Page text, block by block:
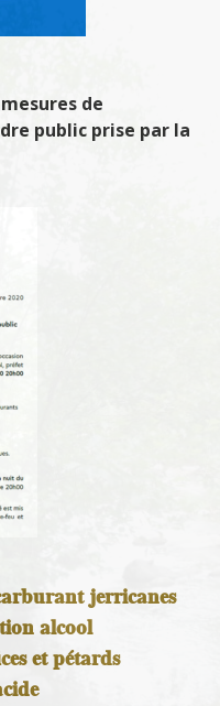
de
public prise par la
jerricanes
alcool
et pétards